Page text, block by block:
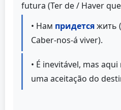
futura (Ter de / Haver
• Нам придетсяжить
Caber-nos-á viver).
• É inevitável, mas
uma aceitação do